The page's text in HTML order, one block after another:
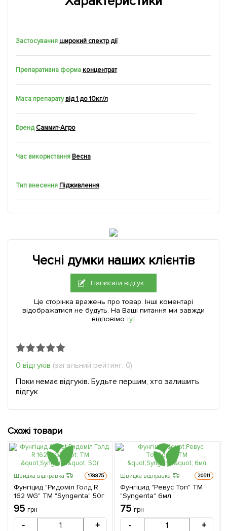
Застосуванняширокий спектр дії
Препаративна форма концентрат
Маса препарату від 1 до 10кг/л
Бренд Саммит-Агро
Час використання Весна
Тип внесення Підживлення
Чесні думки наших клієнтів
Написати відгук
Це сторінка вражень про товар. Інші коментарі
відображатися не будуть. На Ваші питання ми завжди
відповімо тут
0 відгуків (загальний рейтинг: 0)
Поки немає відгуків. Будьте першим, хто залишить
відгук
Схожі товари
Швидка відправка 178875
Фунгіцид "Ридоміл Голд R
162 WG" ТМ "Syngenta" 50г
95 грн
- +
Швидка відправка 20511
Фунгіцид "Ревус Топ" ТМ
"Syngenta" 6мл
75 грн
- +